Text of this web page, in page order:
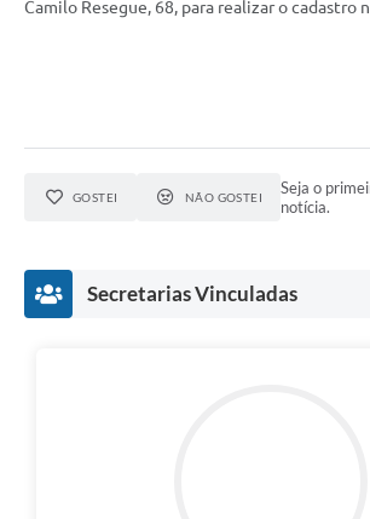
Camilo Resegue, 68, para realizar o cadastro
GOSTEI NÃO GOSTEI
Seja o
notícia.
Secretarias Vinculadas